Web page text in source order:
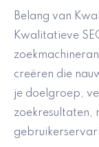
Belang van
Kwalitatieve
creëren die
je doelgroep,
zoekresultaten,